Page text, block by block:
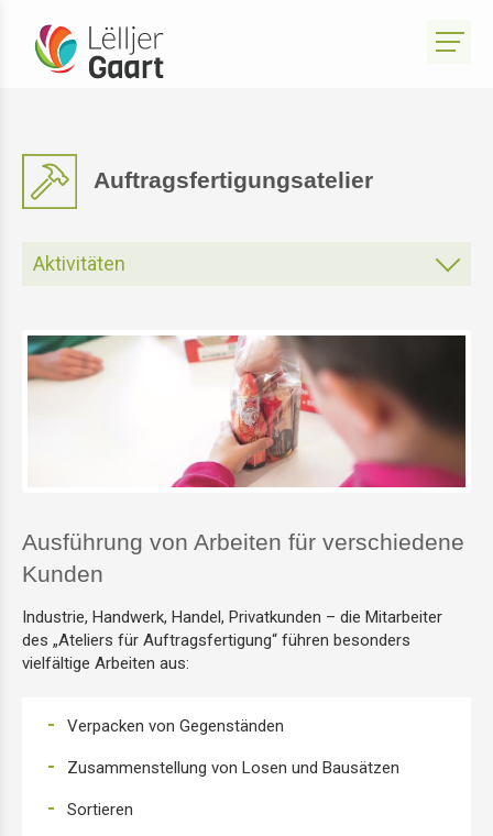
Auftragsfertigungsatelier
Aktivitäten
Atelier Park Sënnesräich
Atelier Bistro Sënnesräich
Atelier Produits du Terroir
Wäscheatelier
Kreativatelier
Ausführung von Arbeiten für verschiedene
Kunden
Industrie, Handwerk, Handel, Privatkunden – die Mitarbeiter
des „Ateliers für Auftragsfertigung“ führen besonders
vielfältige Arbeiten aus:
Verpacken von Gegenständen
Zusammenstellung von Losen und Bausätzen
Sortieren